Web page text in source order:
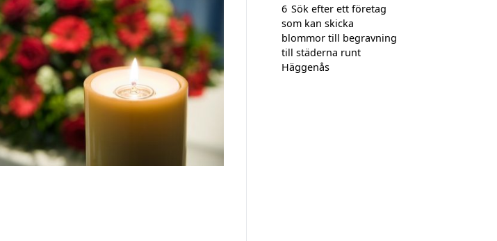
6 Sök efter ett företag
som kan skicka
blommor till begravning
till städerna runt
Häggenås